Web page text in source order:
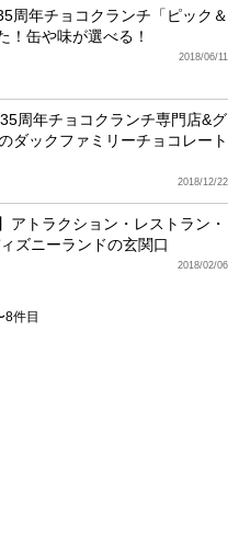
周年チョコクランチ「ピック＆
！缶や味が選べる！
2018/06/11
周年チョコクランチ専門店&グ
ダックファミリーチョコレート
2018/12/22
アトラクション・レストラン・
ズニーランドの玄関口
2018/02/06
8件目